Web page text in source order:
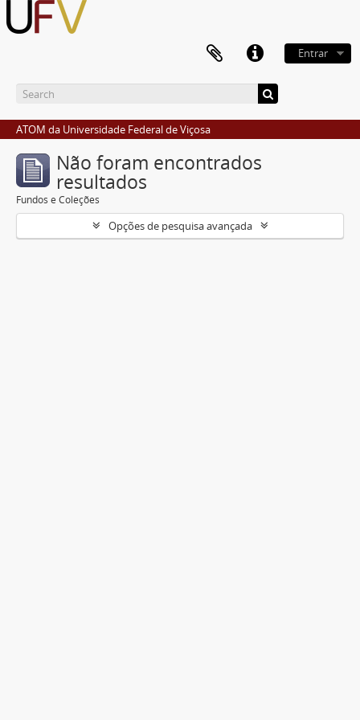
Entrar
ATOM da Universidade Federal de Viçosa
Não foram encontrados
resultados
Fundos e Coleções
Opções de pesquisa avançada